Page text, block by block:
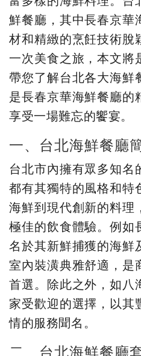
鮮餐廳，其中長春京華
材和精緻的烹飪技術脫
一次美食之旅，本文將
帶您了解台北各大海鮮
是長春京華海鮮餐廳的
享受一場難忘的饗宴。
一、台北海鮮餐廳
台北市內擁有眾多知名
都有其獨特的風格和特
海鮮到現代創新的料理
極佳的飲食體驗。例如
名於其新鮮捕獲的海鮮
室內裝潢典雅舒適，是
首選。除此之外，如八
家受歡迎的選擇，以其
情的服務聞名。
二、台北海鮮餐廳